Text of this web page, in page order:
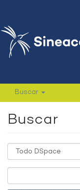
Buscar
Buscar